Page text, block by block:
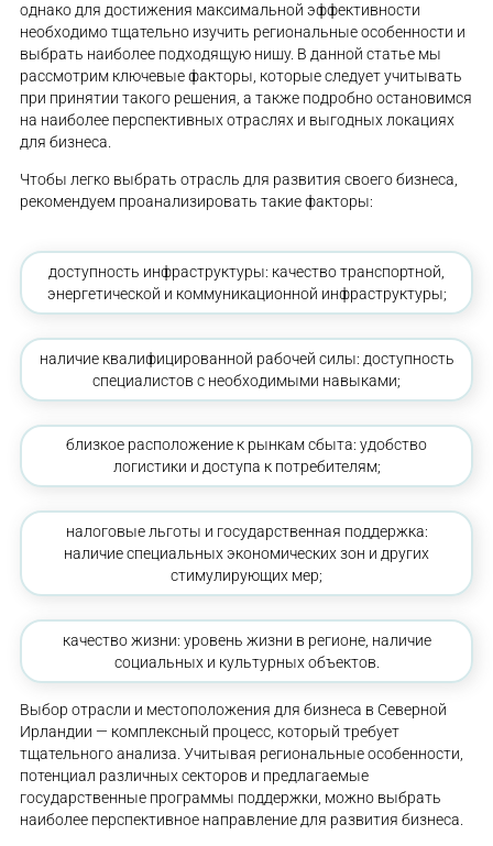
однако для достижения максимальной эффективности
необходимо тщательно изучить региональные особенности и
выбрать наиболее подходящую нишу. В данной статье мы
рассмотрим ключевые факторы, которые следует учитывать
при принятии такого решения, а также подробно остановимся
на наиболее перспективных отраслях и выгодных локациях
для бизнеса.
Чтобы легко выбрать отрасль для развития своего бизнеса,
рекомендуем проанализировать такие факторы:
доступность инфраструктуры: качество транспортной,
энергетической и коммуникационной инфраструктуры;
наличие квалифицированной рабочей силы: доступность
специалистов с необходимыми навыками;
близкое расположение к рынкам сбыта: удобство
логистики и доступа к потребителям;
налоговые льготы и государственная поддержка:
наличие специальных экономических зон и других
стимулирующих мер;
качество жизни: уровень жизни в регионе, наличие
социальных и культурных объектов.
Выбор отрасли и местоположения для бизнеса в Северной
Ирландии — комплексный процесс, который требует
тщательного анализа. Учитывая региональные особенности,
потенциал различных секторов и предлагаемые
государственные программы поддержки, можно выбрать
наиболее перспективное направление для развития бизнеса.